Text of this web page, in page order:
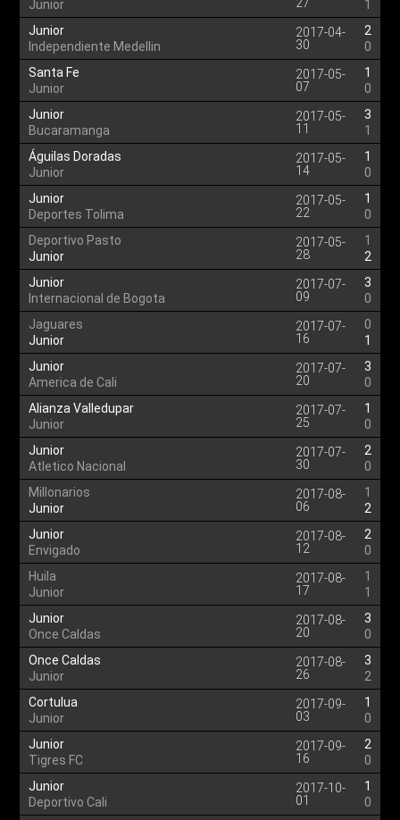
Junior
1
Junior
Independiente Medellin
2017-04-
30
2
0
Santa Fe
Junior
2017-05-
07
1
0
Junior
Bucaramanga
2017-05-
11
3
1
Águilas Doradas
Junior
2017-05-
14
1
0
Junior
Deportes Tolima
2017-05-
22
1
0
Deportivo Pasto
Junior
2017-05-
28
1
2
Junior
Internacional de Bogota
2017-07-
09
3
0
Jaguares
Junior
2017-07-
16
0
1
Junior
America de Cali
2017-07-
20
3
0
Alianza Valledupar
Junior
2017-07-
25
1
0
Junior
Atletico Nacional
2017-07-
30
2
0
Millonarios
Junior
2017-08-
06
1
2
Junior
Envigado
2017-08-
12
2
0
Huila
Junior
2017-08-
17
1
1
Junior
Once Caldas
2017-08-
20
3
0
Once Caldas
Junior
2017-08-
26
3
2
Cortulua
Junior
2017-09-
03
1
0
Junior
Tigres FC
2017-09-
16
2
0
Junior
Deportivo Cali
2017-10-
01
1
0